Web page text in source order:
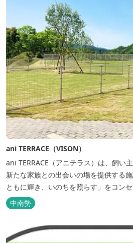
ani TERRACE（VISON）
ani TERRACE（アニテラス）は、飼い
新たな家族との出会いの場を提供する
ともに輝き、いのちを照らす」をコン
行うアニコムグループが運営します。
と一緒にVISONへ訪れたペットを一時
ルをご用意しているほか、広々...
中南勢